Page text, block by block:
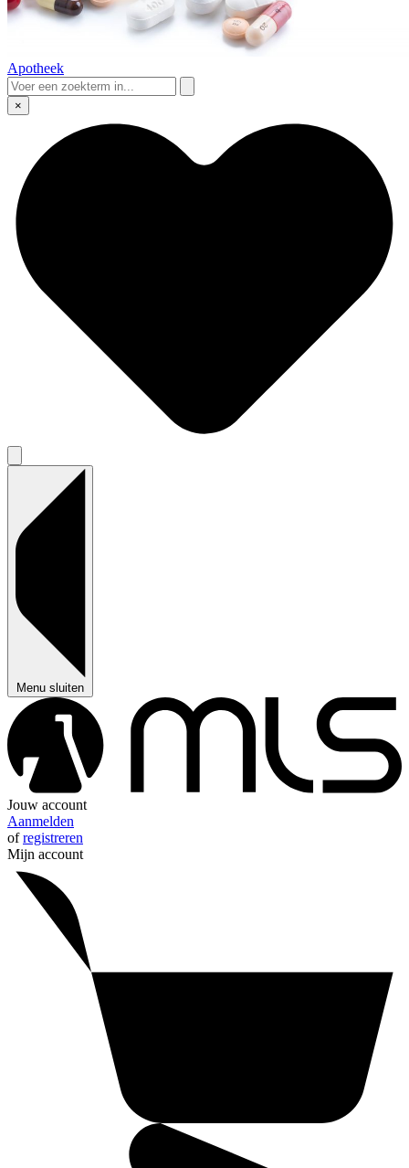
Apotheek
×
Menu sluiten
Jouw account
Aanmelden
ofregistreren
Mijn account